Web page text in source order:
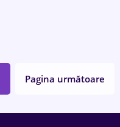
Pagina următoare